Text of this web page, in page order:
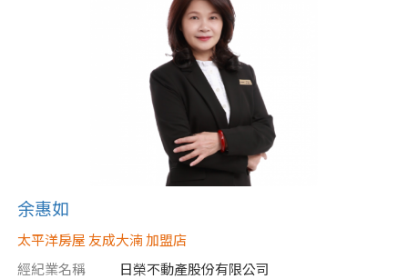
余惠如
太平洋房屋 友成大湳 加盟店
經紀業名稱
日榮不動產股份有限公司